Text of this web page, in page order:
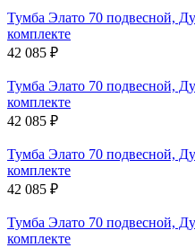
Тумба Элато 70 подвесной,
комплекте
42 085 ₽
Тумба Элато 70 подвесной,
комплекте
42 085 ₽
Тумба Элато 70 подвесной,
комплекте
42 085 ₽
Тумба Элато 70 подвесной,
комплекте